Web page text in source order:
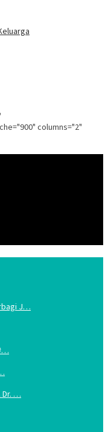
columns="2"
J…
Dr. …